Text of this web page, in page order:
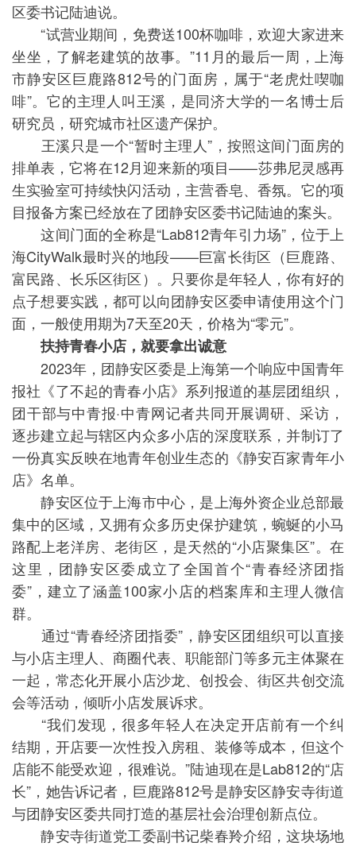
区委书记陆迪说。
“试营业期间，免费送100杯咖啡，欢迎大家进来
坐坐，了解老建筑的故事。”11月的最后一周，上海
市静安区巨鹿路812号的门面房，属于“老虎灶喫咖
啡”。它的主理人叫王溪，是同济大学的一名博士后
研究员，研究城市社区遗产保护。
王溪只是一个“暂时主理人”，按照这间门面房的
排单表，它将在12月迎来新的项目——莎弗尼灵感再
生实验室可持续快闪活动，主营香皂、香氛。它的项
目报备方案已经放在了团静安区委书记陆迪的案头。
这间门面的全称是“Lab812青年引力场”，位于上
海CityWalk最时兴的地段——巨富长街区（巨鹿路、
富民路、长乐区街区）。只要你是年轻人，你有好的
点子想要实践，都可以向团静安区委申请使用这个门
面，一般使用期为7天至20天，价格为“零元”。
扶持青春小店，就要拿出诚意
2023年，团静安区委是上海第一个响应中国青年
报社《了不起的青春小店》系列报道的基层团组织，
团干部与中青报·中青网记者共同开展调研、采访，
逐步建立起与辖区内众多小店的深度联系，并制订了
一份真实反映在地青年创业生态的《静安百家青年小
店》名单。
静安区位于上海市中心，是上海外资企业总部最
集中的区域，又拥有众多历史保护建筑，蜿蜒的小马
路配上老洋房、老街区，是天然的“小店聚集区”。在
这里，团静安区委成立了全国首个“青春经济团指
委”，建立了涵盖100家小店的档案库和主理人微信
群。
通过“青春经济团指委”，静安区团组织可以直接
与小店主理人、商圈代表、职能部门等多元主体聚在
一起，常态化开展小店沙龙、创投会、街区共创交流
会等活动，倾听小店发展诉求。
“我们发现，很多年轻人在决定开店前有一个纠
结期，开店要一次性投入房租、装修等成本，但这个
店能不能受欢迎，很难说。”陆迪现在是Lab812的“店
长”，她告诉记者，巨鹿路812号是静安区静安寺街道
与团静安区委共同打造的基层社会治理创新点位。
静安寺街道党工委副书记柴春羚介绍，这块场地